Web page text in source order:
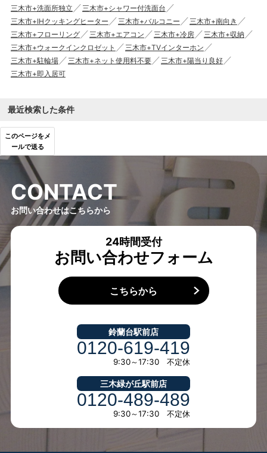
三木市+洗面所独立
三木市+シャワー付洗面台
三木市+IHクッキングヒーター
三木市+バルコニー
三木市+南向き
三木市+フローリング
三木市+エアコン 三木市+冷房
三木市+収納
三木市+ウォークインクロゼット
三木市+TVインターホン
三木市+駐輪場
三木市+ネット使用料不要
三木市+陽当り良好
三木市+即入居可
最近検索した条件
このページをメ
ールで送る
CONTACT
お問い合わせはこちらから
24時間受付
お問い合わせフォーム
こちらから
鈴蘭台駅前店
0120-619-419
9:30～17:30 不定休
三木緑が丘駅前店
0120-489-489
9:30～17:30 不定休